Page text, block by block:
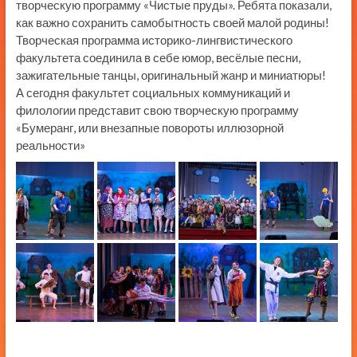
творческую программу «Чистые пруды». Ребята показали,
как важно сохранить самобытность своей малой родины!
Творческая программа историко-лингвистического
факультета соединила в себе юмор, весёлые песни,
зажигательные танцы, оригинальный жанр и миниатюры!
А сегодня факультет социальных коммуникаций и
филологии представит свою творческую программу
«Бумеранг, или внезапные повороты иллюзорной
реальности»